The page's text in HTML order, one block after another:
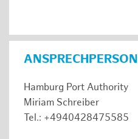
ANSPRECHPERSON
Hamburg Port Authority
Miriam Schreiber
Tel.: +4940428475585